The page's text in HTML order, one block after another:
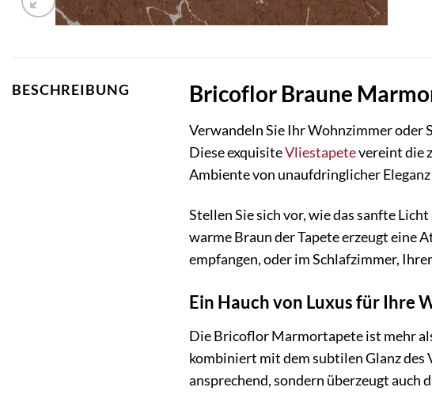
BESCHREIBUNG Bricoflor Braune
Verwandeln Sie Ihr Wohnzimmer oder
Diese exquisiteVliestapetevereint die
Ambiente von unaufdringlicher
Stellen Sie sich vor, wie das sanfte
warme Braun der Tapete erzeugt eine
empfangen, oder im Schlafzimmer,
Ein Hauch von Luxus für Ihre
Die Bricoflor Marmortapete ist mehr
kombiniert mit dem subtilen Glanz des
ansprechend, sondern überzeugt auch